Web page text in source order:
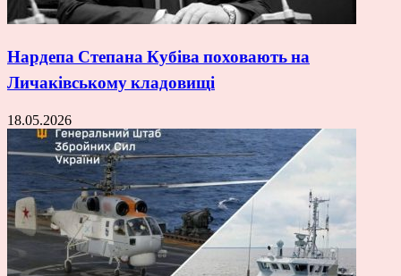
Нардепа Степана Кубіва поховають на
Личаківському кладовищі
18.05.2026